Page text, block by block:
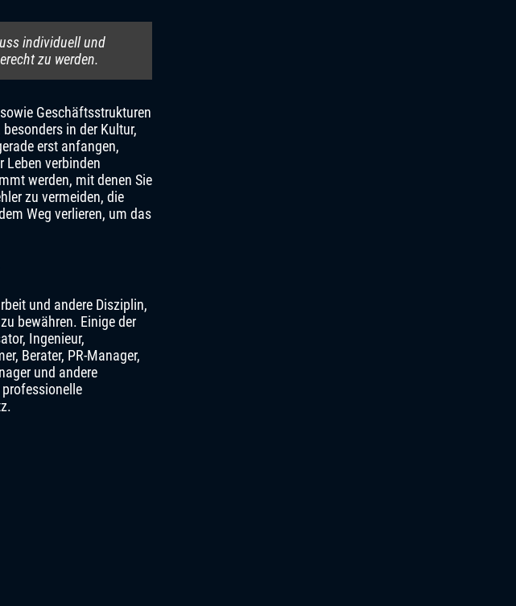
individuell und
zu werden.
Geschäftsstrukturen
in der Kultur,
erst anfangen,
Leben verbinden
werden, mit denen Sie
zu vermeiden, die
Weg verlieren, um das
und andere Disziplin,
bewähren. Einige der
Ingenieur,
Berater, PR-Manager,
und andere